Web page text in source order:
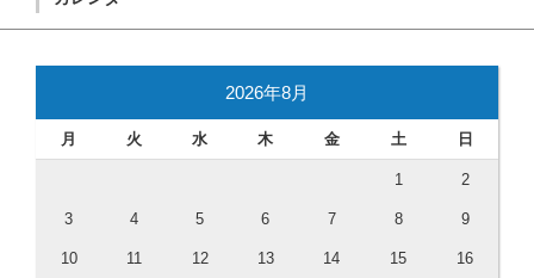
2026年8月
月 火 水 木 金 土 日
1 2
3 4 5 6 7 8 9
10 11 12 13 14 15 16